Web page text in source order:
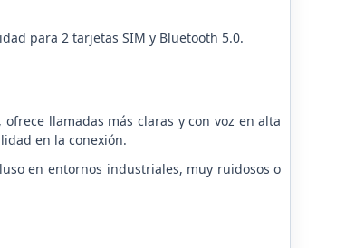
para 2 tarjetas SIM y Bluetooth 5.0.
llamadas más claras y con voz en alta
en la conexión.
en entornos industriales, muy ruidosos o